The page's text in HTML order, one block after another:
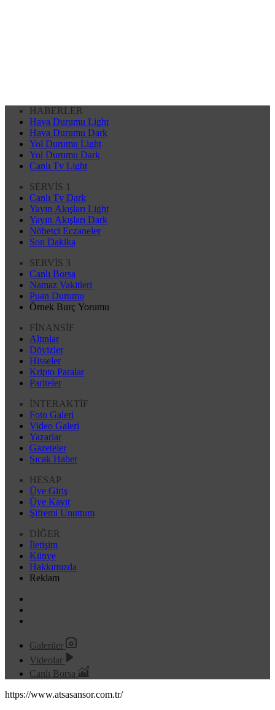
HABERLER
Hava Durumu Light
Hava Durumu Dark
Yol Durumu Light
Yol Durumu Dark
Canlı Tv Light
SERVİS 1
Canlı Tv Dark
Yayın Akışları Light
Yayın Akışları Dark
Nöbetçi Eczaneler
Son Dakika
SERVİS 3
Canlı Borsa
Namaz Vakitleri
Puan Durumu
Örnek Burç Yorumu
FİNANSİF
Altınlar
Dövizler
Hisseler
Kripto Paralar
Pariteler
İNTERAKTİF
Foto Galeri
Video Galeri
Yazarlar
Gazeteler
Sıcak Haber
HESAP
Üye Giriş
Üye Kayıt
Şifremi Unuttum
DİĞER
İletişim
Künye
Hakkımızda
Reklam
Galeriler
Videolar
Canlı Borsa
https://www.atsasansor.com.tr/